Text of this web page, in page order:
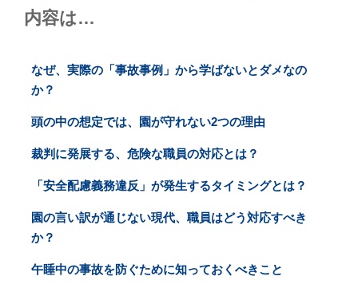
内容は…
なぜ、実際の「事故事例」から学ばないとダメなの
か？
頭の中の想定では、園が守れない2つの理由
裁判に発展する、危険な職員の対応とは？
「安全配慮義務違反」が発生するタイミングとは？
園の言い訳が通じない現代、職員はどう対応すべき
か？
午睡中の事故を防ぐために知っておくべきこと